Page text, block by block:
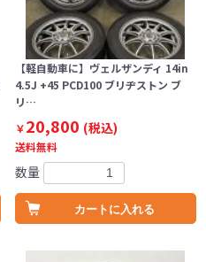
【軽自動車に】ヴェルザンディ 14in
4.5J +45 PCD100 ブリヂストン ブ
リ…
￥20,800 (税込)
送料無料
数量
カートに入れる